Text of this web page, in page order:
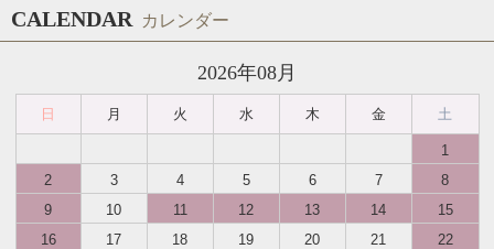
CALENDAR カレンダー
2026年08月
日 月 火 水 木 金 土
1
2
3 4 5 6 7
8
9
10 11 12 13 14
15
16
17 18 19 20 21
22